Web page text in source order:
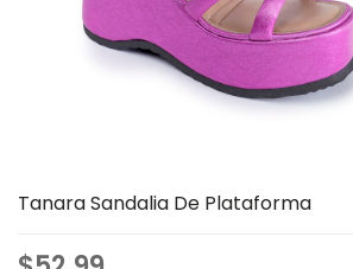
Tanara Sandalia De Plataforma